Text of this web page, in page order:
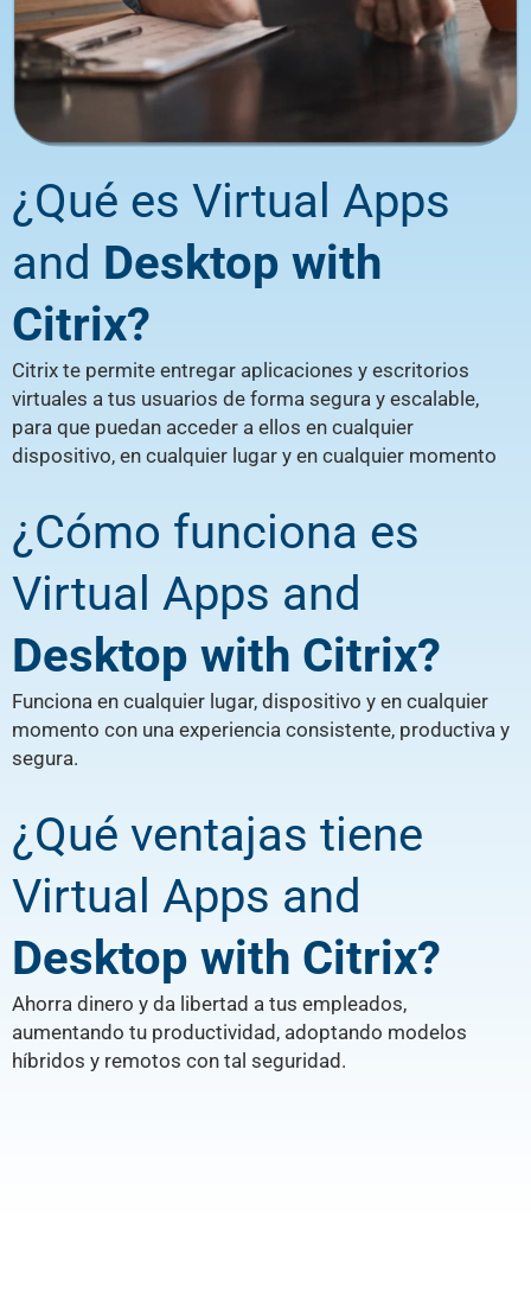
¿Qué es Virtual Apps
and Desktop with
Citrix?
Citrix te permite entregar aplicaciones y escritorios
virtuales a tus usuarios de forma segura y escalable,
para que puedan acceder a ellos en cualquier
dispositivo, en cualquier lugar y en cualquier momento
¿Cómo funciona es
Virtual Apps and
Desktop with Citrix?
Funciona en cualquier lugar, dispositivo y en cualquier
momento con una experiencia consistente, productiva y
segura.
¿Qué ventajas tiene
Virtual Apps and
Desktop with Citrix?
Ahorra dinero y da libertad a tus empleados,
aumentando tu productividad, adoptando modelos
híbridos y remotos con tal seguridad.